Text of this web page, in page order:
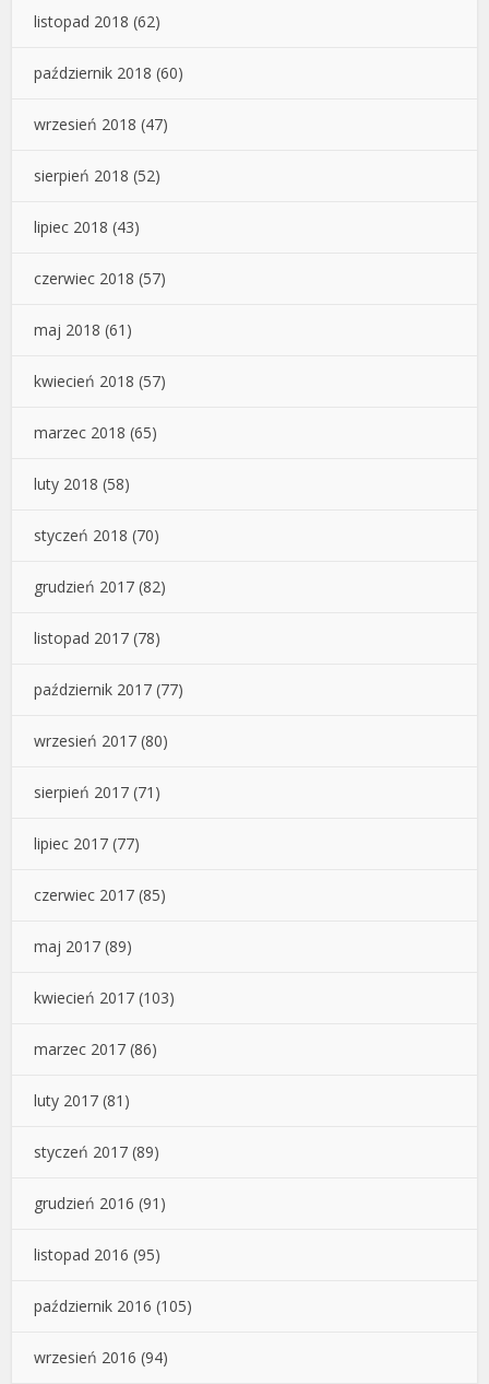
listopad 2018 (62)
październik 2018 (60)
wrzesień 2018 (47)
sierpień 2018 (52)
lipiec 2018 (43)
czerwiec 2018 (57)
maj 2018 (61)
kwiecień 2018 (57)
marzec 2018 (65)
luty 2018 (58)
styczeń 2018 (70)
grudzień 2017 (82)
listopad 2017 (78)
październik 2017 (77)
wrzesień 2017 (80)
sierpień 2017 (71)
lipiec 2017 (77)
czerwiec 2017 (85)
maj 2017 (89)
kwiecień 2017 (103)
marzec 2017 (86)
luty 2017 (81)
styczeń 2017 (89)
grudzień 2016 (91)
listopad 2016 (95)
październik 2016 (105)
wrzesień 2016 (94)